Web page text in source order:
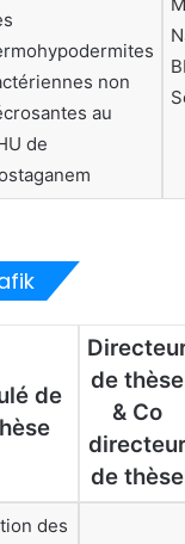
non
au
de
de
de thèse
& Co
directeur
de thèse
des